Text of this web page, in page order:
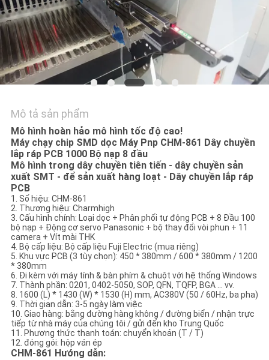
TIN
TỨC
SHOPPING
ON
LINE
SƠ
ĐỒ
TRANG
WEB
CHÍNH
SÁCH
BẢO
MẬT
Mô tả sản phẩm
Mô hình hoàn hảo mô hình tốc độ cao!
Máy chạy chip SMD dọc Máy Pnp CHM-861 Dây chuyền
lắp ráp PCB 1000 Bộ nạp 8 đầu
Mô hình trong dây chuyền tiên tiến - dây chuyền sản
xuất SMT - để sản xuất hàng loạt - Dây chuyền lắp ráp
PCB
1. Số hiệu: CHM-861
2. Thương hiệu: Charmhigh
3. Cấu hình chính: Loại dọc + Phân phối tự động PCB + 8 Đầu 100
bộ nạp + Động cơ servo Panasonic + bộ thay đổi vòi phun + 11
camera + Vít mài THK
4. Bộ cấp liệu: Bộ cấp liệu Fuji Electric (mua riêng)
5. Khu vực PCB (3 tùy chọn): 450 * 380mm / 600 * 380mm / 1200
* 380mm
6. Đi kèm với máy tính & bàn phím & chuột với hệ thống Windows
7. Thành phần: 0201, 0402-5050, SOP, QFN, TQFP, BGA ... vv.
8. 1600 (L) * 1430 (W) * 1530 (H) mm, AC380V (50 / 60Hz, ba pha)
9. Thời gian dẫn: 3-5 ngày làm việc
10. Giao hàng: bằng đường hàng không / đường biển / nhận trực
tiếp từ nhà máy của chúng tôi / gửi đến kho Trung Quốc
11. Phương thức thanh toán: chuyển khoản (T / T)
12. đóng gói: hộp ván ép
CHM-861 Hướng dẫn: